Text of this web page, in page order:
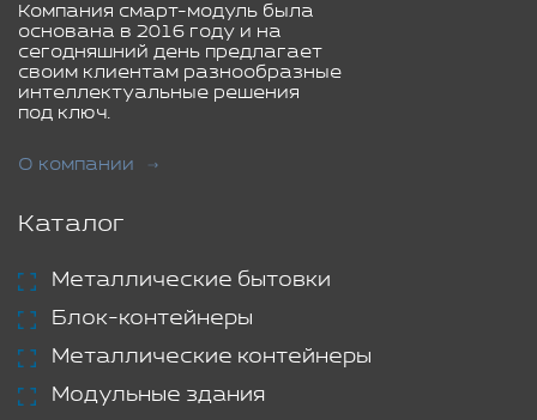
Компания смарт-модуль была
основана в 2016 году и на
сегодняшний день предлагает
своим клиентам разнообразные
интеллектуальные решения
под ключ.
О компании
Каталог
Металлические бытовки
Блок-контейнеры
Металлические контейнеры
Модульные здания